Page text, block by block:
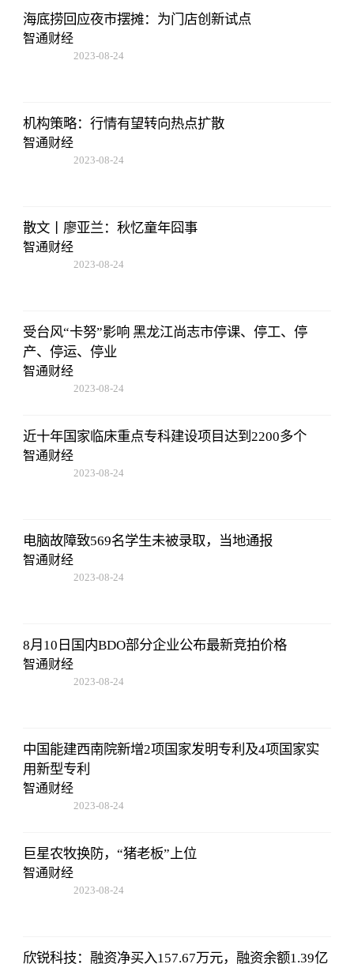
海底捞回应夜市摆摊：为门店创新试点
智通财经
2023-08-24
机构策略：行情有望转向热点扩散
智通财经
2023-08-24
散文丨廖亚兰：秋忆童年囧事
智通财经
2023-08-24
受台风“卡努”影响 黑龙江尚志市停课、停工、停
产、停运、停业
智通财经
2023-08-24
近十年国家临床重点专科建设项目达到2200多个
智通财经
2023-08-24
电脑故障致569名学生未被录取，当地通报
智通财经
2023-08-24
8月10日国内BDO部分企业公布最新竞拍价格
智通财经
2023-08-24
中国能建西南院新增2项国家发明专利及4项国家实
用新型专利
智通财经
2023-08-24
巨星农牧换防，“猪老板”上位
智通财经
2023-08-24
欣锐科技：融资净买入157.67万元，融资余额1.39亿